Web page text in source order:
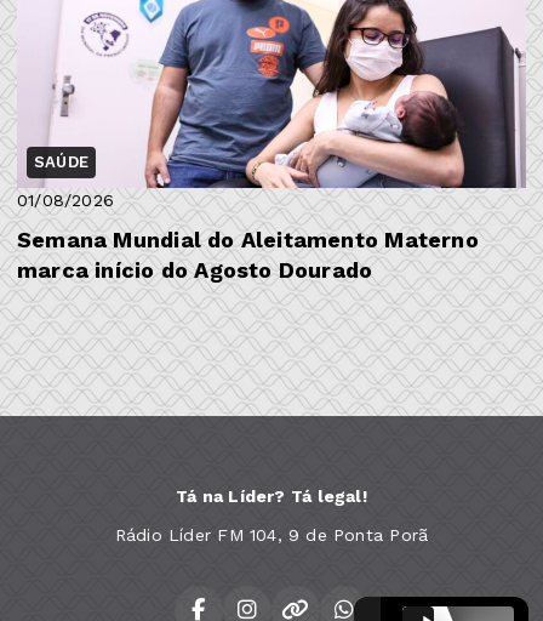
SAÚDE
01/08/2026
Semana Mundial do Aleitamento Materno
marca início do Agosto Dourado
Tá na Líder? Tá legal!
Rádio Líder FM 104, 9 de Ponta Porã